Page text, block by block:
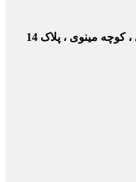
، پلاک 14